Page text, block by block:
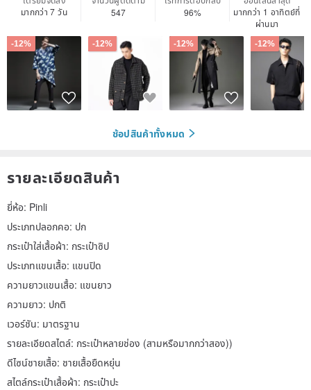
มากกว่า 7 วัน
547
96%
มากกว่า 1 อาทิตย์ที่
ผ่านมา
-12% -12% -12% -12%
ช้อปสินค้าทั้งหมด
รายละเอียดสินค้า
ยี่ห้อ: Pinli
ประเภทปลอกคอ: ปก
กระเป๋าใส่เสื้อผ้า: กระเป๋าซิป
ประเภทแขนเสื้อ: แขนปิด
ความยาวแขนเสื้อ: แขนยาว
ความยาว: ปกติ
เวอร์ชัน: มาตรฐาน
รายละเอียดสไตล์: กระเป๋าหลายช่อง (สามหรือมากกว่าสอง))
ดีไซน์ชายเสื้อ: ชายเสื้อยืดหยุ่น
สไตล์กระเป๋าเสื้อผ้า: กระเป๋าปะ